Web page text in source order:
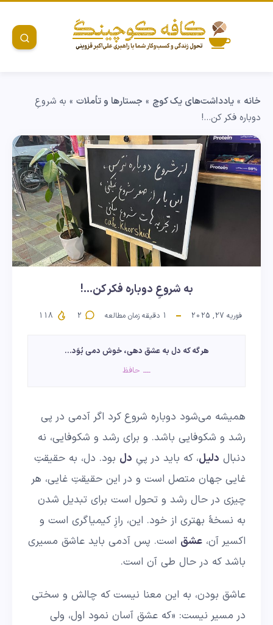
خانه » یادداشت‌های یک کوچ » جستارها و تأملات » به شروعِ
دوباره فکر کن…!
به شروعِ دوباره فکر کن…!
فوریه 27, 2025 1 دقیقه زمان مطالعه 2
هر گه که دل به عشق دهی، خوش دمی بُوَد…
ــــ حافظ
همیشه می‌شود دوباره شروع کرد اگر آدمی در پی
رشد و شکوفایی باشد. و برای رشد و شکوفایی، نه
دنبال دلیل، که باید در پیِ دل بود. دل، به حقیقتِ
غایی جهان متصل است و در این حقیقتِ غایی، هر
چیزی در حال رشد و تحول است برای تبدیل شدن
به نسخهٔ بهتری از خود. این، رازِ کیمیاگری است و
اکسیر آن، عشق است. پس آدمی باید عاشق مسیری
باشد که در حال طی آن است.
عاشق بودن، به این معنا نیست که چالش و سختی
در مسیر نیست: «که عشق آسان نمود اول، ولی